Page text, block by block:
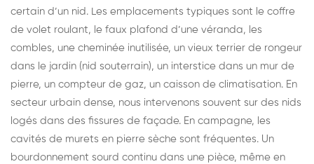
certain d’un nid. Les emplacements typiques sont le coffre
de volet roulant, le faux plafond d’une véranda, les
combles, une cheminée inutilisée, un vieux terrier de rongeur
dans le jardin (nid souterrain), un interstice dans un mur de
pierre, un compteur de gaz, un caisson de climatisation. En
secteur urbain dense, nous intervenons souvent sur des nids
logés dans des fissures de façade. En campagne, les
cavités de murets en pierre sèche sont fréquentes. Un
bourdonnement sourd continu dans une pièce, même en